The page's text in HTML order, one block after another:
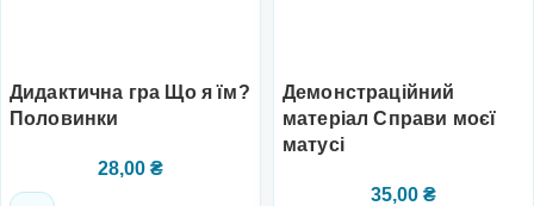
Дидактична гра Що я їм?
Половинки
28,00 ₴
Демонстраційний
матеріал Справи моєї
матусі
35,00 ₴